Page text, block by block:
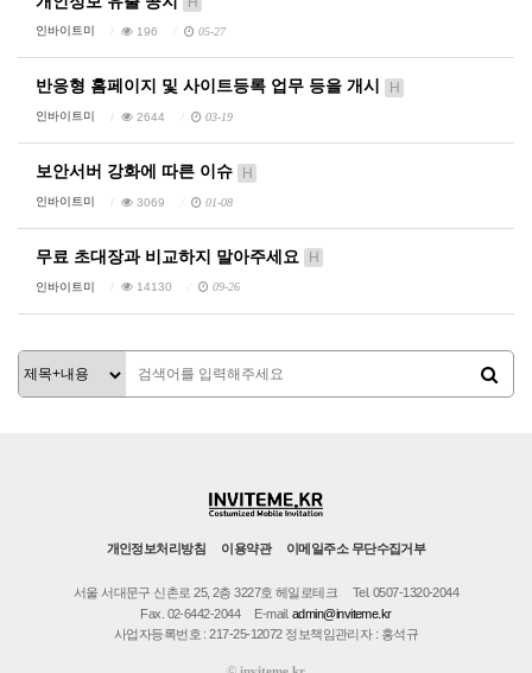
인바이트미 196 05-27
반응형 홈페이지 및 사이트등록 업무 등을 개시 H
인바이트미 2644 03-19
보안서버 강화에 따른 이슈 H
인바이트미 3069 01-08
무료 초대장과 비교하지 말아주세요 H
인바이트미 14130 09-26
개인정보처리방침 이용약관 이메일주소 무단수집거부
서울 서대문구 신촌로 25, 2층 3227호 헤일로테크
Tel. 0507-1320-2044
Fax. 02-6442-2044
E-mail.admin@inviteme.kr
사업자등록번호 : 217-25-12072 정보책임관리자 : 홍석규